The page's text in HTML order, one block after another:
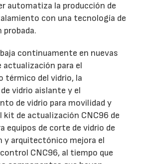
automatiza la producción de
con una tecnología de
probada.
continuamente en nuevas
actualización para el
térmico del vidrio, la
vidrio aislante y el
de vidrio para movilidad y
kit de actualización CNC96 de
equipos de corte de vidrio de
y arquitectónico mejora el
CNC96, al tiempo que